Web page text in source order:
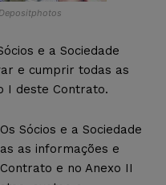
e a Sociedade
e cumprir todas as
I deste Contrato.
Sócios e a Sociedade
as informações e
e no Anexo II